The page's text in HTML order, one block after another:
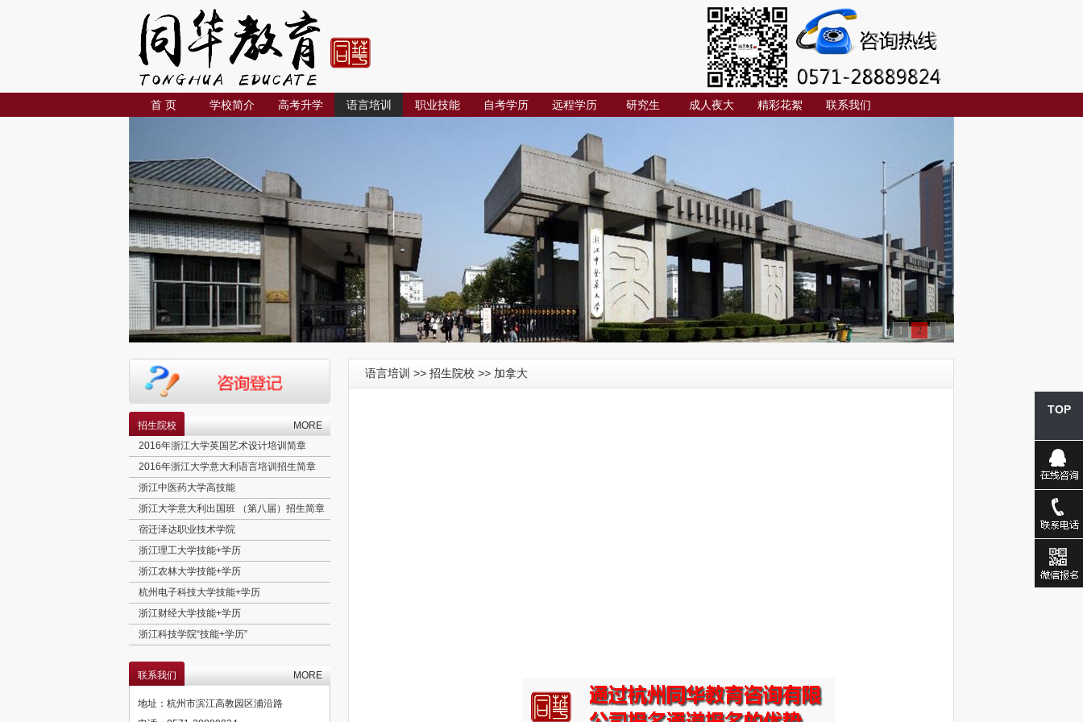
首 页 学校简介 高考升学 语言培训 职业技能 自考学历 远程学历 研究生 成人夜大 精彩花絮 联系我们
1 2 3
语言培训 >> 招生院校 >> 加拿大
招生院校
MORE
2016年浙江大学英国艺术设计培训简章
2016年浙江大学意大利语言培训招生简章
浙江中医药大学高技能
浙江大学意大利出国班 （第八届）招生简章
宿迁泽达职业技术学院
浙江理工大学技能+学历
浙江农林大学技能+学历
杭州电子科技大学技能+学历
浙江财经大学技能+学历
浙江科技学院“技能+学历”
北京理工大学工程硕士招生简章
澳大利亚语言精培班
意大利语言精培班
联系我们 MORE
地址：杭州市滨江高教园区浦沿路
TOP
企业QQ
0571-